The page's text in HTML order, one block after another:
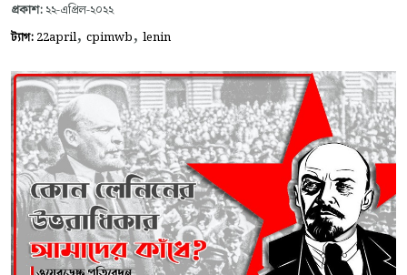
প্রকাশ: ২২-এপ্রিল-২০২২
ট্যাগ: 22april, cpimwb, lenin